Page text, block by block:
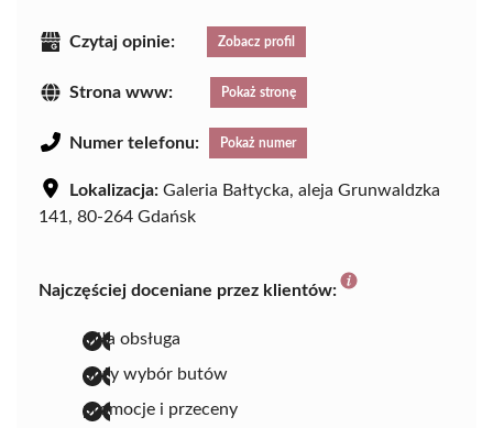
Czytaj opinie: Zobacz profil
Strona www: Pokaż stronę
Numer telefonu: Pokaż numer
Lokalizacja: Galeria Bałtycka, aleja Grunwaldzka
141, 80-264 Gdańsk
Najczęściej doceniane przez klientów:
miła obsługa
duży wybór butów
promocje i przeceny